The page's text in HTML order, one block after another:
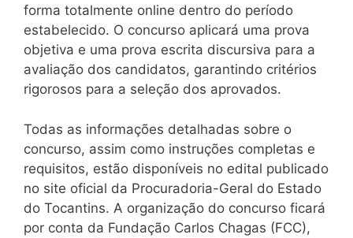
forma totalmente online dentro do período
estabelecido. O concurso aplicará uma prova
objetiva e uma prova escrita discursiva para a
avaliação dos candidatos, garantindo critérios
rigorosos para a seleção dos aprovados.
Todas as informações detalhadas sobre o
concurso, assim como instruções completas e
requisitos, estão disponíveis no edital publicado
no site oficial da Procuradoria-Geral do Estado
do Tocantins. A organização do concurso ficará
por conta da Fundação Carlos Chagas (FCC),